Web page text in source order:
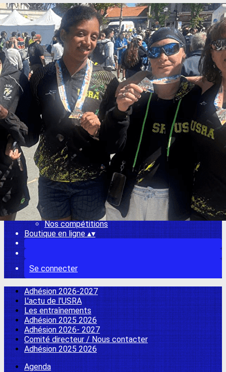
Exporter les lignes sélectionnées
Exporter toutes les colonnes
Exporter uniquement les colonnes affichées
Menu
Ajoutez un logo, un bouton, des réseaux sociaux
Cliquez pour éditer
L'USR Athlétisme▴▾
Adhésion 2026-2027
L'actu de l'USRA
Les entraînements
Adhésion 2025 2026
Adhésion 2026- 2027
Comité directeur / Nous contacter
Adhésion 2025 2026
Vie du club▴▾
Agenda
Les derniers résultats et challenge 77
Nos compétitions
Boutique en ligne▴▾
Se connecter
Adhésion 2026-2027
L'actu de l'USRA
Les entraînements
Adhésion 2025 2026
Adhésion 2026- 2027
Comité directeur / Nous contacter
Adhésion 2025 2026
Agenda